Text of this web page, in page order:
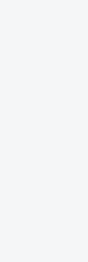
A l’inverse, le
Sans cet
fichier absolument
d’assurance-vie avec
impossibles à suivre"
"Pour une fois plutôt
Charles de Courson a
Par exemple, a-t-il
détenir cinq contrats
maintenant sous le
ai mauvais esprit mais
"S’il y a aussi un
déshérence" et si le
"important qu’y